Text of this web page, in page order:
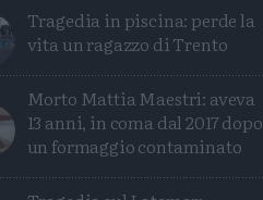
Tragedia in piscina: perde la
vita un ragazzo di Trento
Morto Mattia Maestri: aveva
13 anni, in coma dal 2017 dopo
un formaggio contaminato